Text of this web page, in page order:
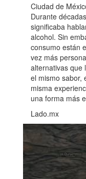
Ciudad de
Durante
significaba
alcohol. Sin
consumo están
vez más
alternativas que
el mismo sabor,
misma
una forma más
Lado.mx